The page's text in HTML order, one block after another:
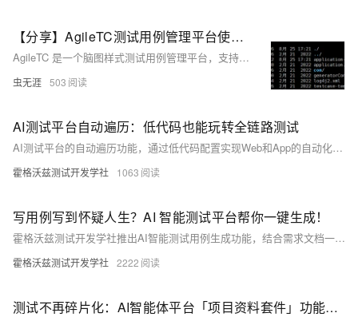
【分享】AgileTC测试用例管理平台使用分享
AgileTC 是一个脑图样式测试用例管理平台，支持用例设计、执行与团队协作，帮助测试人员高效管理测试流程。
虫无涯 503
AI测试平台自动遍历：低代码也能玩转全链路测试
AI测试平台的自动遍历功能，通过低代码配置实现Web和App的自动化测试。用户只需提供入口链接或安装包及简单配置，即可自动完成页面结构识别、操作验证，并生成可视化报告，大幅提升测试效率，特别适用于高频迭代项目。
霍格沃兹测试开发学社 1063
写用例写到怀疑人生？AI 智能测试平台帮你一键生成！
霍格沃兹测试开发学社推出AI智能测试用例生成功能，结合需求文档一键生成高质量测试用例，大幅提升效率，减少重复劳动。支持自定义提示词、多文档分析与批量管理，助力测试人员高效完成测试设计，释放更多时间投入核心分析工作。平台已开放内测，欢迎体验！
霍格沃兹测试开发学社 2222
测试不再碎片化：AI智能体平台「项目资料套件」功能上线！